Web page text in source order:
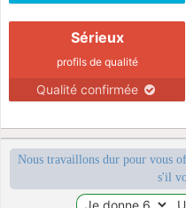
Sérieux
profils de qualité
Qualité confirmée
Nous travaillons dur pour vous
s'il